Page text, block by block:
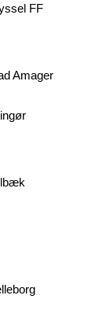
FF